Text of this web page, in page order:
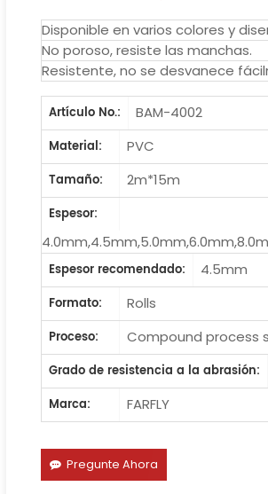
Disponible en varios colores y
No poroso, resiste las manchas.
Resistente, no se desvanece
Artículo No.:
BAM-4002
Material:
PVC
Tamaño:
2m*15m
Espesor:
Espesor recomendado:
4.5mm
Formato:
Rolls
Proceso:
Compound process
Grado de resistencia a la abrasión:
Marca:
FARFLY
Pregunte Ahora